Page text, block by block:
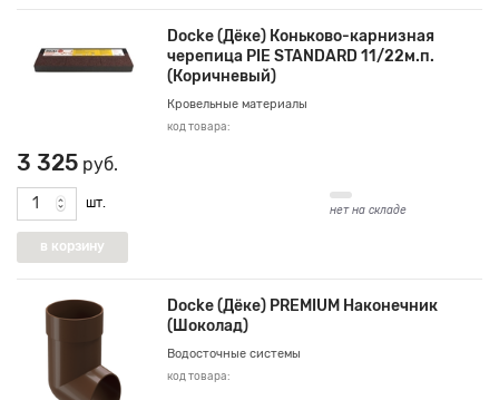
Docke (Дёке) Коньково-карнизная
черепица PIE STANDARD 11/22м.п.
(Коричневый)
Кровельные материалы
код товара:
3 325 руб.
шт. нет на складе
Docke (Дёке) PREMIUM Наконечник
(Шоколад)
Водосточные системы
код товара: